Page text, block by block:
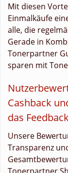
Mit diesen
Einmalkäufe
alle, die
Gerade in
Tonerpartner
sparen mit
Cashback
das Feedback
Unsere
Transparenz